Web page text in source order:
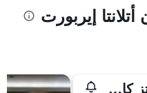
إيربورت
هوتل ريتز كارلتون، أتلانتا